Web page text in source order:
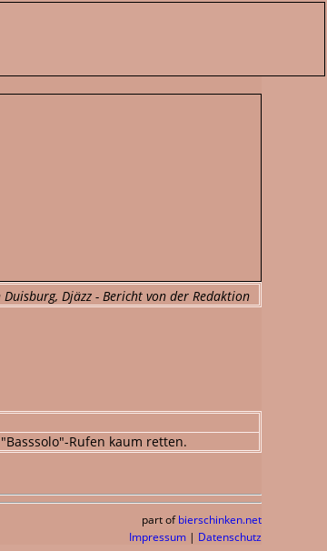
Djäzz - Bericht von der Redaktion
Rufen kaum retten.
part of bierschinken.net
Impressum | Datenschutz